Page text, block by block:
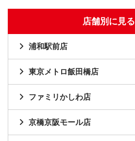
店舗別に見る
浦和駅前店
東京メトロ飯田橋店
ファミリかしわ店
京橋京阪モール店